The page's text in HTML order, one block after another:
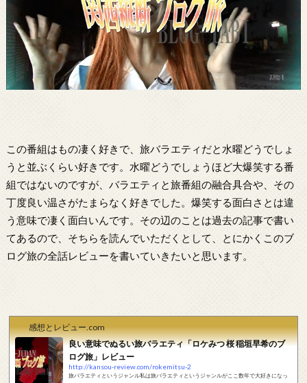
この番組はもの凄く好きで、旅バラエティだと水曜どうでしょ
うと並ぶくらい好きです。水曜どうでしょうほど大爆笑する番
組ではないのですが、バラエティと旅番組の融合具合や、その
丁度良い温さがたまらなく好きでした。爆笑する面白さとは違
う意味で凄く面白いんです。その辺のことは過去の記事で書い
てあるので、そちらを読んでいただくとして、とにかくこのブ
ログ旅の全話レビューを書いていきたいと思います。
感想とレビュー.com
良い意味でぬるい旅バラエティ「ロケみつ 桜 稲垣早希のブ
ログ旅」レビュー
http://kansou-review.com/rokemitsu-2
旅バラエティというジャンル私は旅バラエティというジャンルがここ数年で大好きになっ